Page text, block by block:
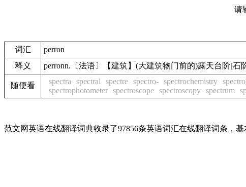
请
词汇
perron
释义
perronn.〔法语〕【建筑】(大建筑物门前的)露天台阶[石
随便看 spectra spectral spectre spectro- spectrochemistry
spectrophotometer spectroscope spectroscopy spectrum
范文网英语在线翻译词典收录了97856条英语词汇在线翻译词条，